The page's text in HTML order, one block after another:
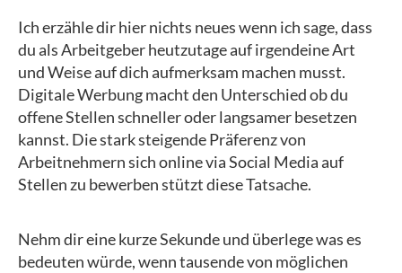
Ich erzähle dir hier nichts neues wenn ich sage, dass
du als Arbeitgeber heutzutage auf irgendeine Art
und Weise auf dich aufmerksam machen musst.
Digitale Werbung macht den Unterschied ob du
offene Stellen schneller oder langsamer besetzen
kannst. Die stark steigende Präferenz von
Arbeitnehmern sich online via Social Media auf
Stellen zu bewerben stützt diese Tatsache.
Nehm dir eine kurze Sekunde und überlege was es
bedeuten würde, wenn tausende von möglichen